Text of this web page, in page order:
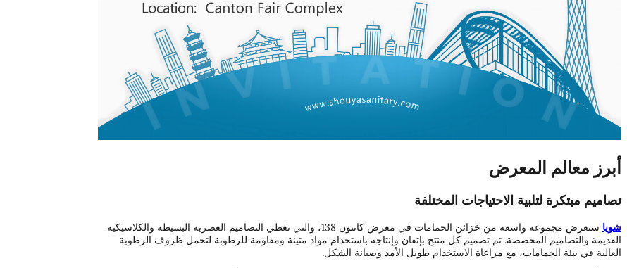
أبرز معالم المعرض
تصاميم مبتكرة لتلبية الاحتياجات المختلفة
شويا
ستعرض مجموعة واسعة من خزائن الحمامات في معرض كانتون 138، والتي تغطي التصاميم العصرية البسيطة والكلاسيكية
القديمة والتصاميم المخصصة. تم تصميم كل منتج بإتقان وإنتاجه باستخدام مواد متينة ومقاومة للرطوبة لتحمل ظروف الرطوبة
العالية في بيئة الحمامات، مع مراعاة الاستخدام طويل الأمد وصيانة الشكل.